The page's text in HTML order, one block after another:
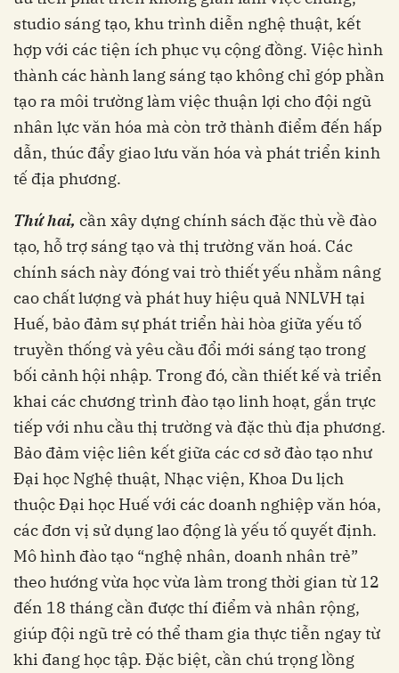
studio sáng tạo, khu trình diễn nghệ thuật, kết
hợp với các tiện ích phục vụ cộng đồng. Việc hình
thành các hành lang sáng tạo không chỉ góp phần
tạo ra môi trường làm việc thuận lợi cho đội ngũ
nhân lực văn hóa mà còn trở thành điểm đến hấp
dẫn, thúc đẩy giao lưu văn hóa và phát triển kinh
tế địa phương.
Thứ hai, cần xây dựng chính sách đặc thù về đào
tạo, hỗ trợ sáng tạo và thị trường văn hoá. Các
chính sách này đóng vai trò thiết yếu nhằm nâng
cao chất lượng và phát huy hiệu quả NNLVH tại
Huế, bảo đảm sự phát triển hài hòa giữa yếu tố
truyền thống và yêu cầu đổi mới sáng tạo trong
bối cảnh hội nhập. Trong đó, cần thiết kế và triển
khai các chương trình đào tạo linh hoạt, gắn trực
tiếp với nhu cầu thị trường và đặc thù địa phương.
Bảo đảm việc liên kết giữa các cơ sở đào tạo như
Đại học Nghệ thuật, Nhạc viện, Khoa Du lịch
thuộc Đại học Huế với các doanh nghiệp văn hóa,
các đơn vị sử dụng lao động là yếu tố quyết định.
Mô hình đào tạo “nghệ nhân, doanh nhân trẻ”
theo hướng vừa học vừa làm trong thời gian từ 12
đến 18 tháng cần được thí điểm và nhân rộng,
giúp đội ngũ trẻ có thể tham gia thực tiễn ngay từ
khi đang học tập. Đặc biệt, cần chú trọng lồng